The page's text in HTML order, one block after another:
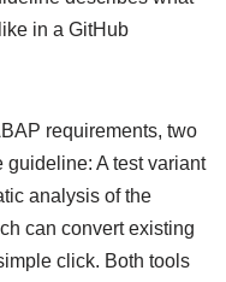
in a GitHub
requirements, two
A test variant
analysis of the
can convert existing
click. Both tools